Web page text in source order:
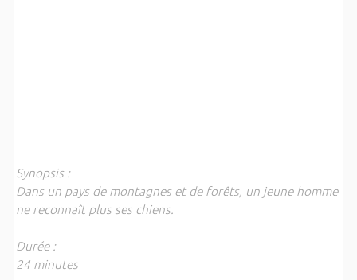
Synopsis :
Dans un pays de montagnes et de forêts, un jeune homme
ne reconnaît plus ses chiens.
Durée :
24 minutes